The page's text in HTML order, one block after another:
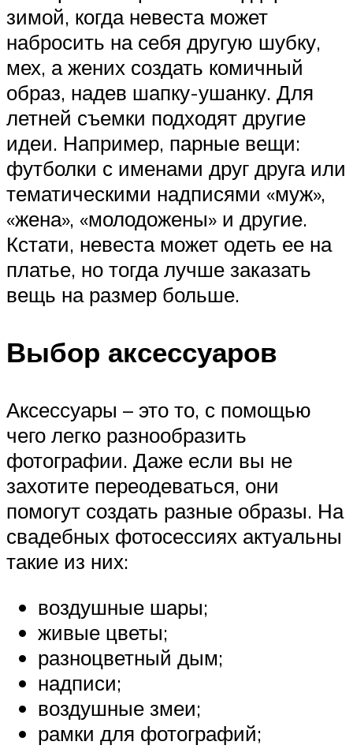
зимой, когда невеста может
набросить на себя другую шубку,
мех, а жених создать комичный
образ, надев шапку-ушанку. Для
летней съемки подходят другие
идеи. Например, парные вещи:
футболки с именами друг друга или
тематическими надписями «муж»,
«жена», «молодожены» и другие.
Кстати, невеста может одеть ее на
платье, но тогда лучше заказать
вещь на размер больше.
Выбор аксессуаров
Аксессуары – это то, с помощью
чего легко разнообразить
фотографии. Даже если вы не
захотите переодеваться, они
помогут создать разные образы. На
свадебных фотосессиях актуальны
такие из них:
воздушные шары;
живые цветы;
разноцветный дым;
надписи;
воздушные змеи;
рамки для фотографий;